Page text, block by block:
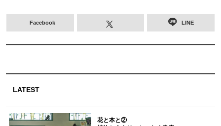
Facebook LINE
LATEST
花と本と②